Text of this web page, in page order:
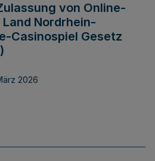
von Online-
Nordrhein-
Casinospiel Gesetz
2026